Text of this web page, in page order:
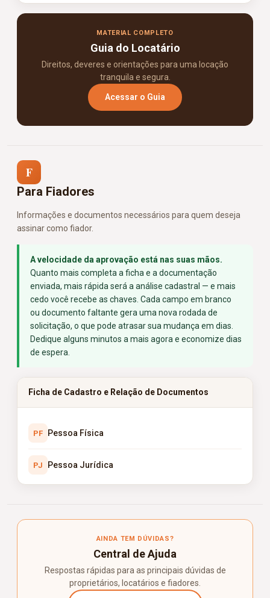
MATERIAL COMPLETO
Guia do Locatário
Direitos, deveres e orientações para uma locação
tranquila e segura.
Acessar o Guia
F
Para Fiadores
Informações e documentos necessários para quem deseja
assinar como fiador.
A velocidade da aprovação está nas suas mãos.
Quanto mais completa a ficha e a documentação
enviada, mais rápida será a análise cadastral — e mais
cedo você recebe as chaves. Cada campo em branco
ou documento faltante gera uma nova rodada de
solicitação, o que pode atrasar sua mudança em dias.
Dedique alguns minutos a mais agora e economize dias
de espera.
Ficha de Cadastro e Relação de Documentos
PF Pessoa Física
PJ Pessoa Jurídica
AINDA TEM DÚVIDAS?
Central de Ajuda
Respostas rápidas para as principais dúvidas de
proprietários, locatários e fiadores.